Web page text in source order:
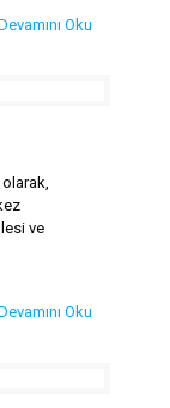
Oku
ve
Oku